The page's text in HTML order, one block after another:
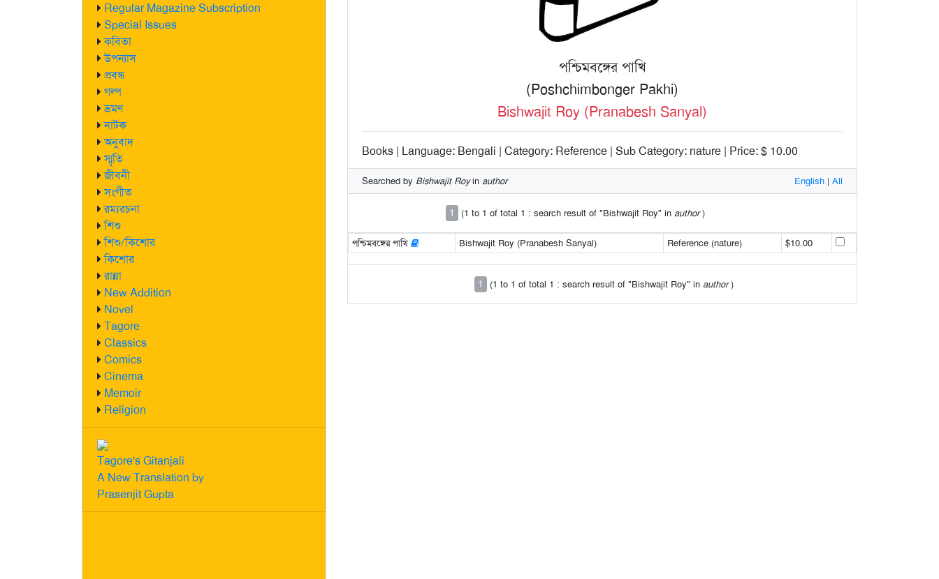
Regular Magazine Subscription
Special Issues
কবিতা
উপন্যাস
প্রবন্ধ
গল্প
ভ্রমণ
নাটক
অনুবাদ
স্মৃতি
জীবনী
সংগীত
রম্যরচনা
শিশু
শিশু/কিশোর
কিশোর
রান্না
New Addition
Novel
Tagore
Classics
Comics
Cinema
Memoir
Religion
Tagore's Gitanjali
A New Translation by
Prasenjit Gupta
পশ্চিমবঙ্গের পাখি
(Poshchimbonger Pakhi)
Bishwajit Roy (Pranabesh Sanyal)
Books | Language: Bengali | Category: Reference | Sub Category: nature | Price: $ 10.00
Searched by Bishwajit Royin author English | All
1 (1 to 1 of total 1 : search result of "Bishwajit Roy" in author)
পশ্চিমবঙ্গের পাখি Bishwajit Roy (Pranabesh Sanyal) Reference (nature) $10.00
1 (1 to 1 of total 1 : search result of "Bishwajit Roy" in author)